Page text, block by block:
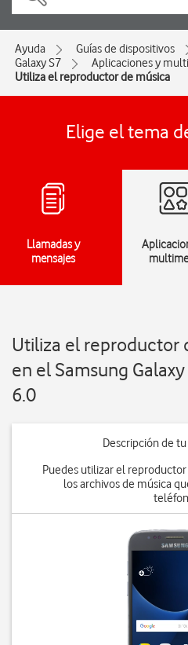
Ayuda Guías de dispositivos
Galaxy S7
Aplicaciones y
Utiliza el reproductor de música
Elige el tema
Llamadas y
mensajes
Utiliza el reproductor
en el Samsung
6.0
Descripción de
Puedes utilizar el
los archivos de música